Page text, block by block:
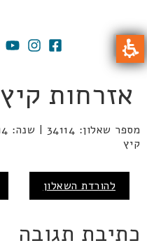
אזרחות קיץ 2014 34114
קיץ
להורדת השאלון
כתיבת תגובה